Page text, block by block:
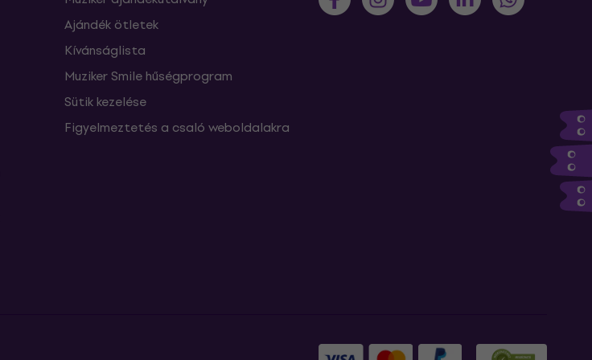
Ajándék ötletek
Kívánságlista
Muziker Smile hűségprogram
Sütik kezelése
Figyelmeztetés a csaló weboldalakra